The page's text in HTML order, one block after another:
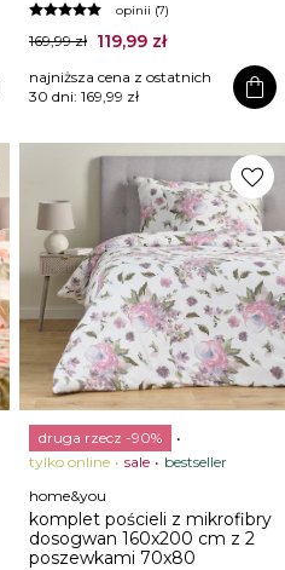
opinii (7)
169,99 zł 119,99 zł
najniższa cena z ostatnich
30 dni: 169,99 zł shopping_bag
favorite
druga rzecz -90%
tylko online
sale
bestseller
home&you
komplet pościeli z mikrofibry
dosogwan 160x200 cm z 2
poszewkami 70x80